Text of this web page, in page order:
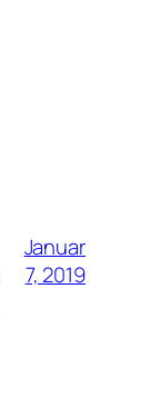
Januar
7, 2019